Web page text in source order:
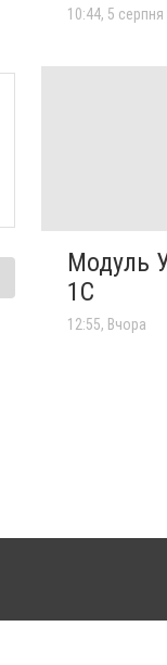
10:44, 5 серпня
Модуль
1C
12:55, Вчора